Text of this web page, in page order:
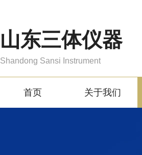
山东三体仪器
Shandong Sansi Instrument
首页 关于我们